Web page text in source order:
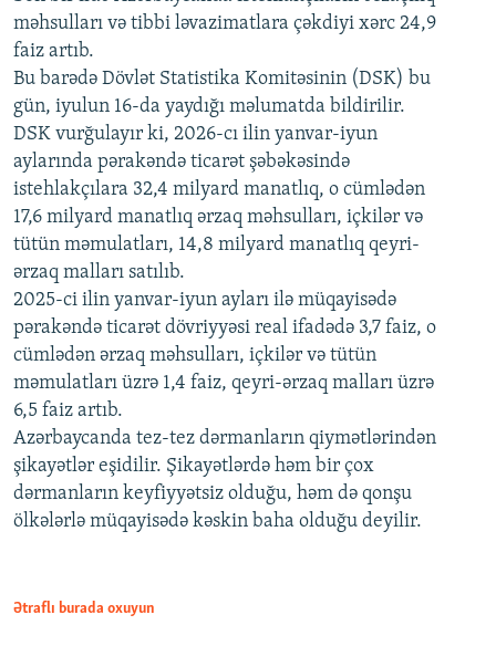
Auto 240p 360p 480p
720p 1080p
480p
720p
1080p
məhsulları və tibbi ləvazimatlara çəkdiyi xərc 24,9
faiz artıb.
Bu barədə Dövlət Statistika Komitəsinin (DSK) bu
gün, iyulun 16-da yaydığı məlumatda bildirilir.
DSK vurğulayır ki, 2026-cı ilin yanvar-iyun
aylarında pərakəndə ticarət şəbəkəsində
istehlakçılara 32,4 milyard manatlıq, o cümlədən
17,6 milyard manatlıq ərzaq məhsulları, içkilər və
tütün məmulatları, 14,8 milyard manatlıq qeyri-
ərzaq malları satılıb.
2025-ci ilin yanvar-iyun ayları ilə müqayisədə
pərakəndə ticarət dövriyyəsi real ifadədə 3,7 faiz, o
cümlədən ərzaq məhsulları, içkilər və tütün
məmulatları üzrə 1,4 faiz, qeyri-ərzaq malları üzrə
6,5 faiz artıb.
Azərbaycanda tez-tez dərmanların qiymətlərindən
şikayətlər eşidilir. Şikayətlərdə həm bir çox
dərmanların keyfiyyətsiz olduğu, həm də qonşu
ölkələrlə müqayisədə kəskin baha olduğu deyilir.
Ətraflı burada oxuyun